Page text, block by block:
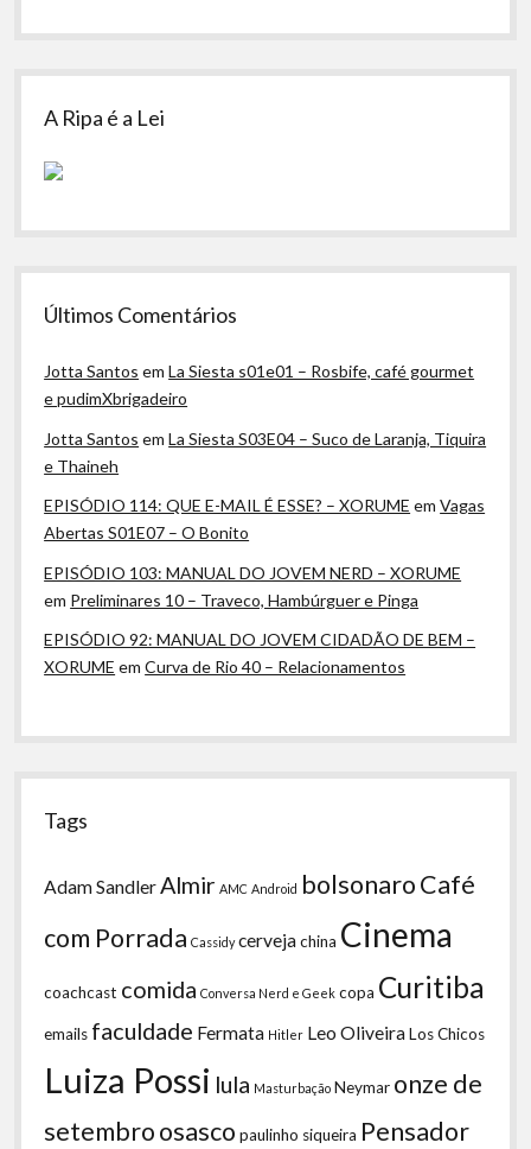
A Ripa é a Lei
Últimos Comentários
Jotta Santos emLa Siesta s01e01 – Rosbife, café gourmet
e pudimXbrigadeiro
Jotta Santos emLa Siesta S03E04 – Suco de Laranja, Tiquira
e Thaineh
EPISÓDIO 114: QUE E-MAIL É ESSE? – XORUME emVagas
Abertas S01E07 – O Bonito
EPISÓDIO 103: MANUAL DO JOVEM NERD – XORUME
em Preliminares 10 – Traveco, Hambúrguer e Pinga
EPISÓDIO 92: MANUAL DO JOVEM CIDADÃO DE BEM –
XORUME emCurva de Rio 40 – Relacionamentos
Tags
Adam Sandler Almir AMC Android bolsonaroCafé
com Porrada Cassidy cervejachina Cinema
coachcast comida Conversa Nerd e Geek copa Curitiba
emails faculdade Fermata Hitler Leo OliveiraLos Chicos
Luiza Possi lula Masturbação Neymar onze de
setembroosasco paulinho siqueira Pensador